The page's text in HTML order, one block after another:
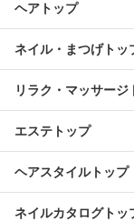
ヘアトップ
ネイル・まつげトッ
リラク・マッサージ
エステトップ
ヘアスタイルトップ
ネイルカタログトッ